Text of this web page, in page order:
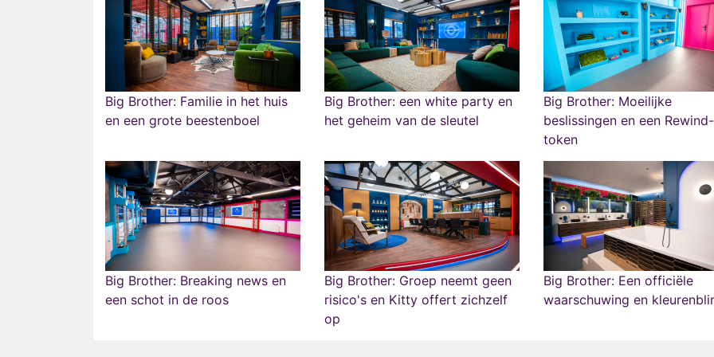
Big Brother: Familie in het huis
en een grote beestenboel
Big Brother: een white party en
het geheim van de sleutel
Big Brother: Moeilijke
beslissingen en een Rewind-
token
Big Brother: Breaking news en
een schot in de roos
Big Brother: Groep neemt geen
risico's en Kitty offert zichzelf
op
Big Brother: Een officiële
waarschuwing en